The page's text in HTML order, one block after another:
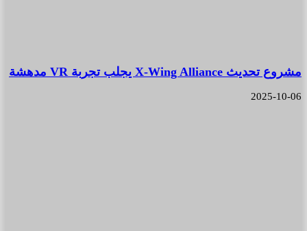
مشروع تحديث X-Wing Alliance يجلب تجربة VR مدهشة
2025-10-06